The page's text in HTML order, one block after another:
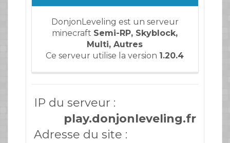
DonjonLeveling est un serveur
minecraft Semi-RP, Skyblock,
Multi, Autres
Ce serveur utilise la version 1.20.4
IP du serveur :
play.donjonleveling.fr
Adresse du site :